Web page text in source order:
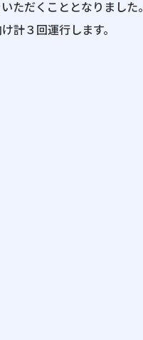
ただくこととなりました。
計３回運行します。